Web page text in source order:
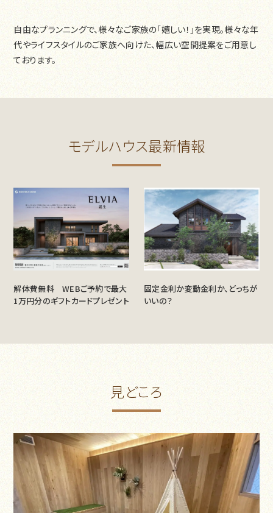
自由なプランニングで、様々なご家族の「嬉しい！」を実現。様々な年
代やライフスタイルのご家族へ向けた、幅広い空間提案をご用意し
ております。
モデルハウス最新情報
解体費無料 WEBご予約で最大
1万円分のギフトカードプレゼント
固定金利か変動金利か、どっちが
いいの？
見どころ